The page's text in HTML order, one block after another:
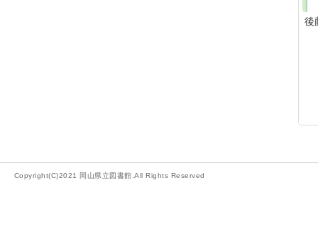
後
Copyright(C)2021 岡山県立図書館.All Rights Reserved